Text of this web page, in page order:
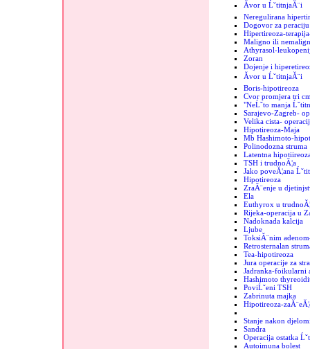
Ăvor u ĹˇtitnjaĂ¨i
Neregulirana
Dogovor za peraciju
Hipertireoza-
Maligno ili
Athyrasol-
Zoran
Dojenje i
Ăvor u ĹˇtitnjaĂ¨i
Boris-hipotireoza
Cvor promjera tri
"NeĹˇto manja
Sarajevo-Zagreb-
Velika cista-
Hipotireoza-Maja
Mb Hashimoto-
Polinodozna struma
Latentna
TSH i trudnoĂ¦a
Jako poveĂ¦ana
Hipotireoza
ZraĂ¨enje u
Ela
Euthyrox u
Rijeka-operacija u
Nadoknada kalcija
Ljube
ToksiĂ¨nim
Retrosternalan
Tea-hipotireoza
Jura operacije za
Jadranka-foikularni
Hashimoto
PoviĹˇeni TSH
Zabrinuta majka
Hipotireoza-
Stanje nakon
Sandra
Operacija ostatka
Autoimuna bolest